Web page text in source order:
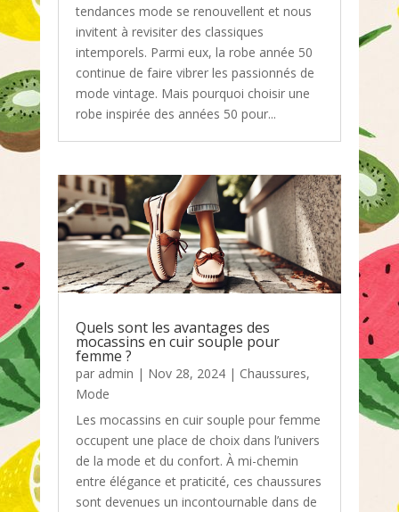
tendances mode se renouvellent et nous
invitent à revisiter des classiques
intemporels. Parmi eux, la robe année 50
continue de faire vibrer les passionnés de
mode vintage. Mais pourquoi choisir une
robe inspirée des années 50 pour...
Quels sont les avantages des
mocassins en cuir souple pour
femme ?
par admin | Nov 28, 2024| Chaussures,
Mode
Les mocassins en cuir souple pour femme
occupent une place de choix dans l’univers
de la mode et du confort. À mi-chemin
entre élégance et praticité, ces chaussures
sont devenues un incontournable dans de